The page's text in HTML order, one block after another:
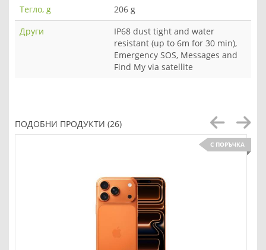
Тегло, g
206 g
Други
IP68 dust tight and water
resistant (up to 6m for 30 min),
Emergency SOS, Messages and
Find My via satellite
ПОДОБНИ ПРОДУКТИ (26)
С ПОРЪЧКА